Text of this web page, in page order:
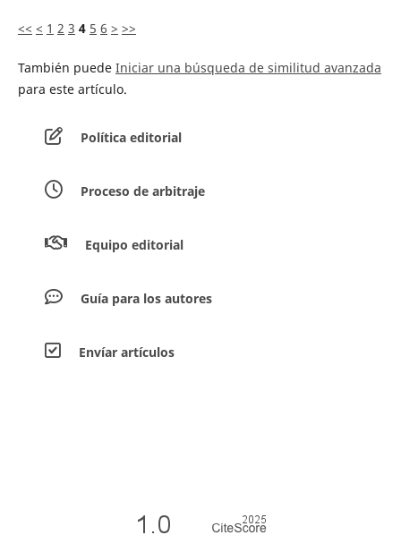
<< < 1 2 3 4 5 6 > >>
También puede Iniciar una búsqueda de similitud avanzada
para este artículo.
Política editorial
Proceso de arbitraje
Equipo editorial
Guía para los autores
Envíar artículos